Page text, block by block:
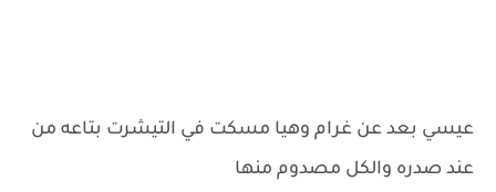
عيسي بعد عن غرام وهيا مسكت في التيشرت بتاعه من
عند صدره والكل مصدوم منها